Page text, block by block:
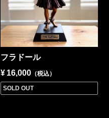
フラドール
¥ 16,000 （税込）
SOLD OUT